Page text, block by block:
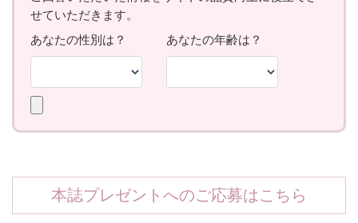
本誌プレゼントへのご応募はこちら